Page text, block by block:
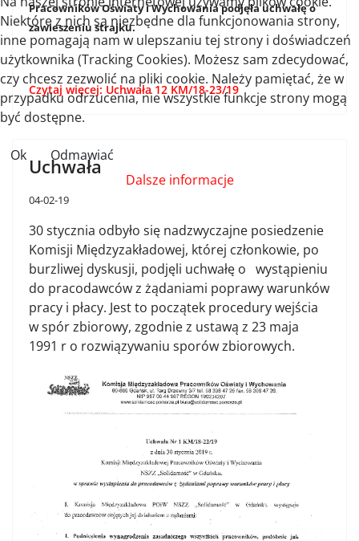
Pracowników Oświaty i Wychowania podjęła uchwałę o
zawieszeniu strajku.
Czytaj więcej: Uchwała 12 KM/18-23/19
Uchwała
04-02-19
30 stycznia odbyło się nadzwyczajne posiedzenie
Komisji Międzyzakładowej, której członkowie, po
burzliwej dyskusji, podjęli uchwałę o wystąpieniu
do pracodawców z żądaniami poprawy warunków
pracy i płacy. Jest to początek procedury wejścia
w spór zbiorowy, zgodnie z ustawą z 23 maja
1991 r o rozwiązywaniu sporów zbiorowych.
Niektóre z nich są niezbędne dla funkcjonowania strony,
inne pomagają nam w ulepszaniu tej strony i doświadczeń
użytkownika (Tracking Cookies). Możesz sam zdecydować,
czy chcesz zezwolić na pliki cookie. Należy pamiętać, że w
przypadku odrzucenia, nie wszystkie funkcje strony mogą
być dostępne.
Ok
Odmawiać
Dalsze informacje